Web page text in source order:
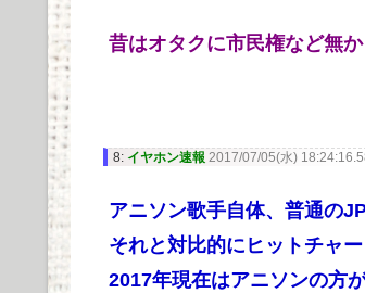
昔はオタクに市民権など無
8: イヤホン速報 2017/07/05(水)
アニソン歌手自体、普通の
それと対比的にヒットチャ
2017年現在はアニソンの方